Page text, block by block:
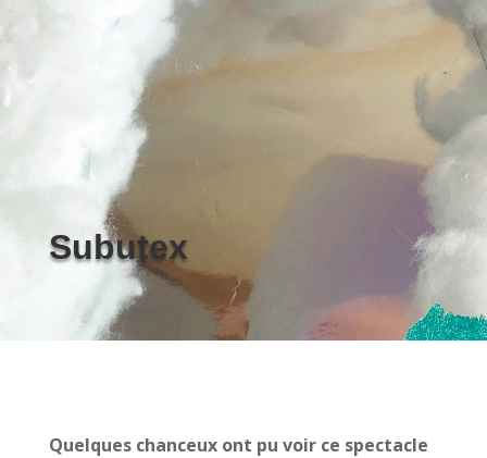
Subutex
Quelques chanceux ont pu voir ce spectacle